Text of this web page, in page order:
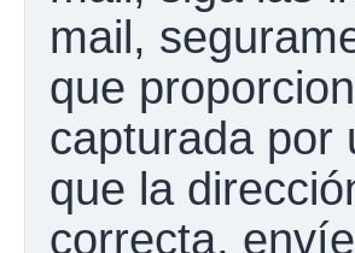
mail,
que
capturada por
que la
correcta,